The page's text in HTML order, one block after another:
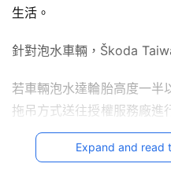
台
灣
車
與
生
活
生活。
針對泡水車輛，Škoda
若車輛泡水達輪胎高度一半
拖吊方式送往授權服務廠進
損害。此外，面對颱風季
Expand and read